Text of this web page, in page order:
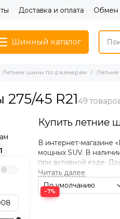
Доставка и оплата Обмен
Шинный каталог
Летние шины по размерам Летние
45 R21
Купить летние
В интернет-магазине
мощных SUV. В
при активной езде.
транспортные
Преимущества
−7%